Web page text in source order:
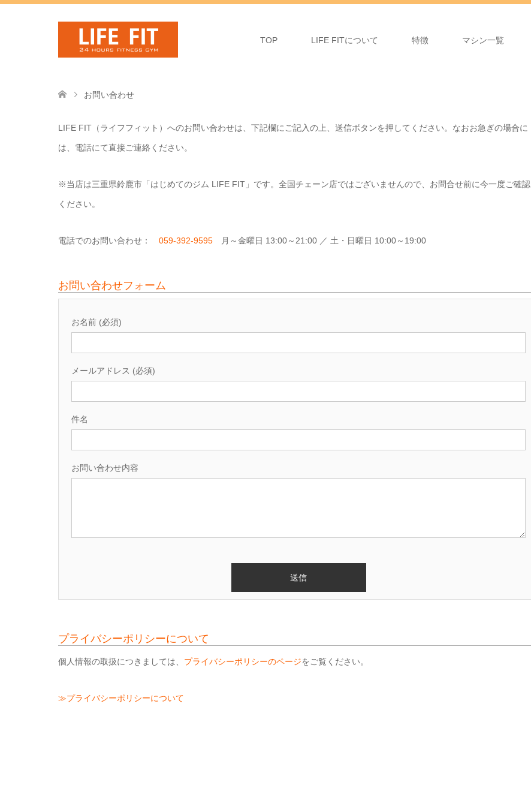
TOP LIFE FITについて 特徴 マシン一覧
お問い合わせ
LIFE FIT（ライフフィット）へのお問い合わせは、下記欄にご記入の上、送信ボタンを押してください。なおお急ぎの場合に
は、電話にて直接ご連絡ください。
※当店は三重県鈴鹿市「はじめてのジム LIFE FIT」です。全国チェーン店ではございませんので、お問合せ前に今一度ご確認
ください。
電話でのお問い合わせ： 059‐392‐9595 月～金曜日 13:00～21:00 ／ 土・日曜日 10:00～19:00
お問い合わせフォーム
お名前 (必須)
メールアドレス (必須)
件名
お問い合わせ内容
プライバシーポリシーについて
個人情報の取扱につきましては、 プライバシーポリシーのページをご覧ください。
≫プライバシーポリシーについて